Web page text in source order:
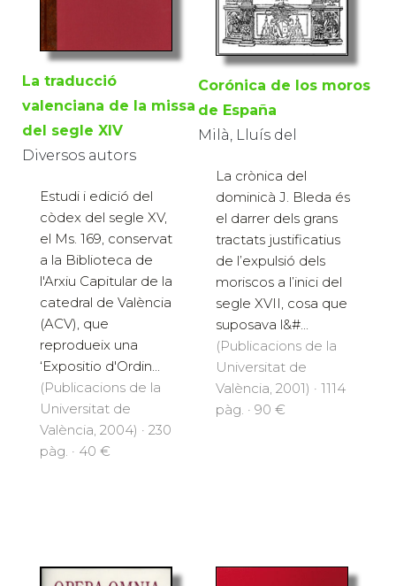
La traducció
valenciana de la missa
del segle XIV
Diversos autors
Estudi i edició del
còdex del segle XV,
el Ms. 169, conservat
a la Biblioteca de
l'Arxiu Capitular de la
catedral de València
(ACV), que
reprodueix una
‘Expositio d'Ordin...
(Publicacions de la
Universitat de
València, 2004) · 230
pàg. · 40 €
Corónica de los moros
de España
Milà, Lluís del
La crònica del
dominicà J. Bleda és
el darrer dels grans
tractats justificatius
de l’expulsió dels
moriscos a l’inici del
segle XVII, cosa que
suposava l&#...
(Publicacions de la
Universitat de
València, 2001) · 1114
pàg. · 90 €